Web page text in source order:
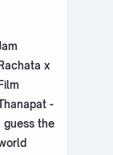
x
Film
-
I guess the